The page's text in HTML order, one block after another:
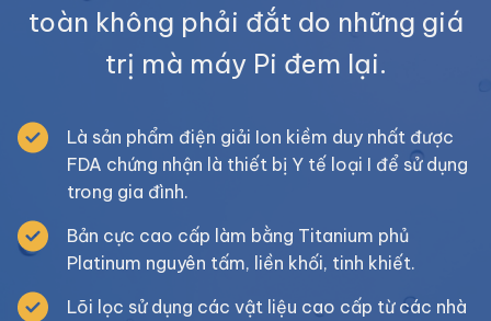
toàn không phải đắt do những giá
trị mà máy Pi đem lại.
Là sản phẩm điện giải Ion kiềm duy nhất được
FDA chứng nhận là thiết bị Y tế loại I để sử dụng
trong gia đình.
Bản cực cao cấp làm bằng Titanium phủ
Platinum nguyên tấm, liền khối, tinh khiết.
Lõi lọc sử dụng các vật liệu cao cấp từ các nhà